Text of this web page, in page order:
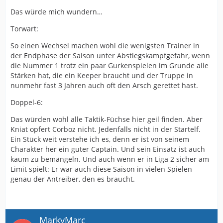
Das würde mich wundern…
Torwart:
So einen Wechsel machen wohl die wenigsten Trainer in
der Endphase der Saison unter Abstiegskampfgefahr, wenn
die Nummer 1 trotz ein paar Gurkenspielen im Grunde alle
Stärken hat, die ein Keeper braucht und der Truppe in
nunmehr fast 3 Jahren auch oft den Arsch gerettet hast.
Doppel-6:
Das würden wohl alle Taktik-Füchse hier geil finden. Aber
Kniat opfert Corboz nicht. Jedenfalls nicht in der Startelf.
Ein Stück weit verstehe ich es, denn er ist von seinem
Charakter her ein guter Captain. Und sein Einsatz ist auch
kaum zu bemängeln. Und auch wenn er in Liga 2 sicher am
Limit spielt: Er war auch diese Saison in vielen Spielen
genau der Antreiber, den es braucht.
MarkyMarc